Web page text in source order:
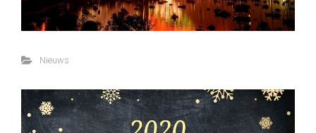
Nieuws